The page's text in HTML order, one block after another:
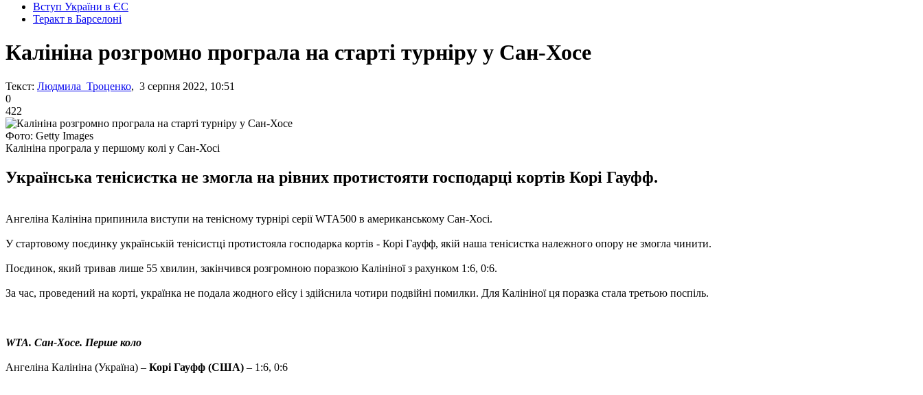
Вступ України в ЄС
Теракт в Барселоні
Калініна розгромно програла на старті турніру у Сан-Хосе
Текст: Людмила Троценко, 3 серпня 2022, 10:51
0
422
Фото: Getty Images
Калініна програла у першому колі у Сан-Хосі
Українська тенісистка не змогла на рівних протистояти господарці кортів Корі Гауфф.
Ангеліна Калініна припинила виступи на тенісному турнірі серії WTA500 в американському Сан-Хосі.
У стартовому поєдинку українській тенісистці протистояла господарка кортів - Корі Гауфф, якій наша тенісистка належного опору не змогла чинити.
Поєдинок, який тривав лише 55 хвилин, закінчився розгромною поразкою Калініної з рахунком 1:6, 0:6.
За час, проведений на корті, українка не подала жодного ейсу і здійснила чотири подвійні помилки. Для Калініної ця поразка стала третьою поспіль.
WTA. Сан-Хосе. Перше коло
Ангеліна Калініна (Україна) – Корі Гауфф (США) – 1:6, 0:6